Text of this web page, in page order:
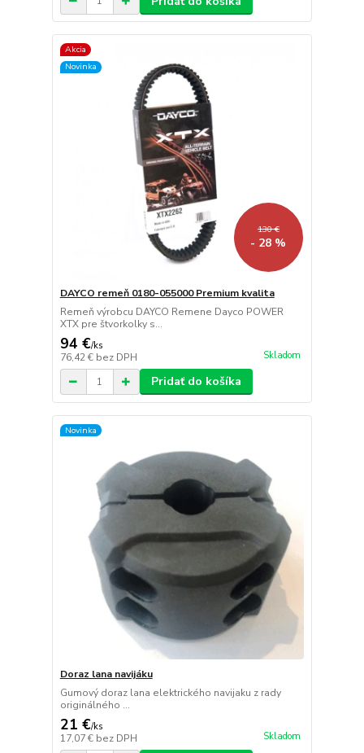
Akcia
Novinka
130 €
- 28 %
DAYCO remeň 0180-055000 Premium kvalita
Remeň výrobcu DAYCO Remene Dayco POWER
XTX pre štvorkolky s...
94 €/ks
76,42 € bez DPH Skladom
Pridať do košíka
Novinka
Doraz lana navijáku
Gumový doraz lana elektrického navijaku z rady
originálného ...
21 €/ks
17,07 € bez DPH Skladom